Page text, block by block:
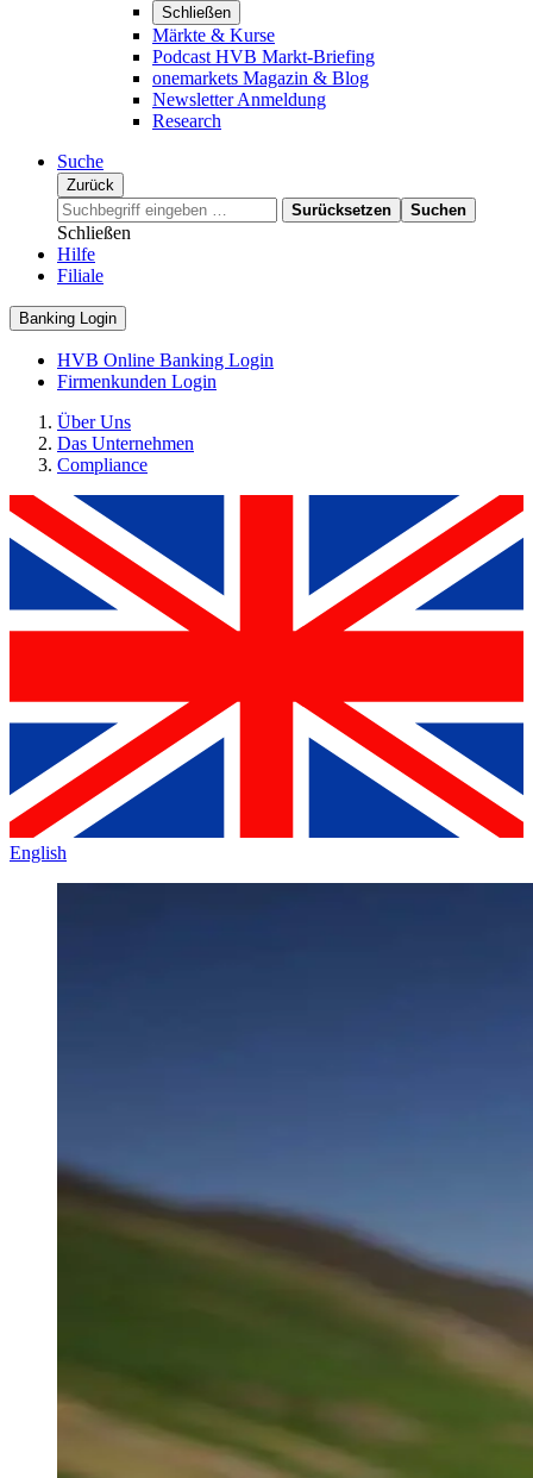
Schließen
Märkte & Kurse
Podcast HVB Markt-Briefing
onemarkets Magazin & Blog
Newsletter Anmeldung
Research
Suche
Zurück
Surücksetzen
Suchen
Schließen
Hilfe
Filiale
Banking Login
HVB Online Banking Login
Firmenkunden Login
Über Uns
Das Unternehmen
Compliance
English